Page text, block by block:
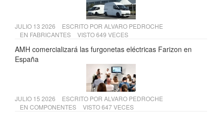
JULIO 13 2026 ESCRITO POR ALVARO PEDROCHE
EN FABRICANTES VISTO 649 VECES
AMH comercializará las furgonetas eléctricas Farizon en
España
JULIO 15 2026 ESCRITO POR ALVARO PEDROCHE
EN COMPONENTES VISTO 647 VECES